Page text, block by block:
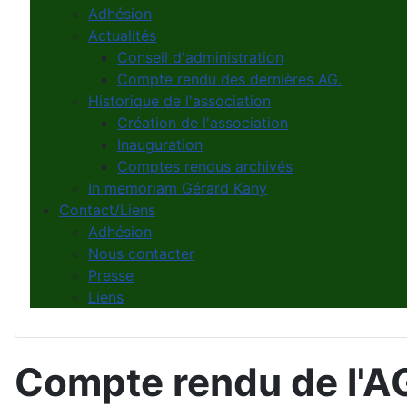
Adhésion
Actualités
Conseil d'administration
Compte rendu des dernières AG.
Historique de l'association
Création de l'association
Inauguration
Comptes rendus archivés
In memoriam Gérard Kany
Contact/Liens
Adhésion
Nous contacter
Presse
Liens
Compte rendu de